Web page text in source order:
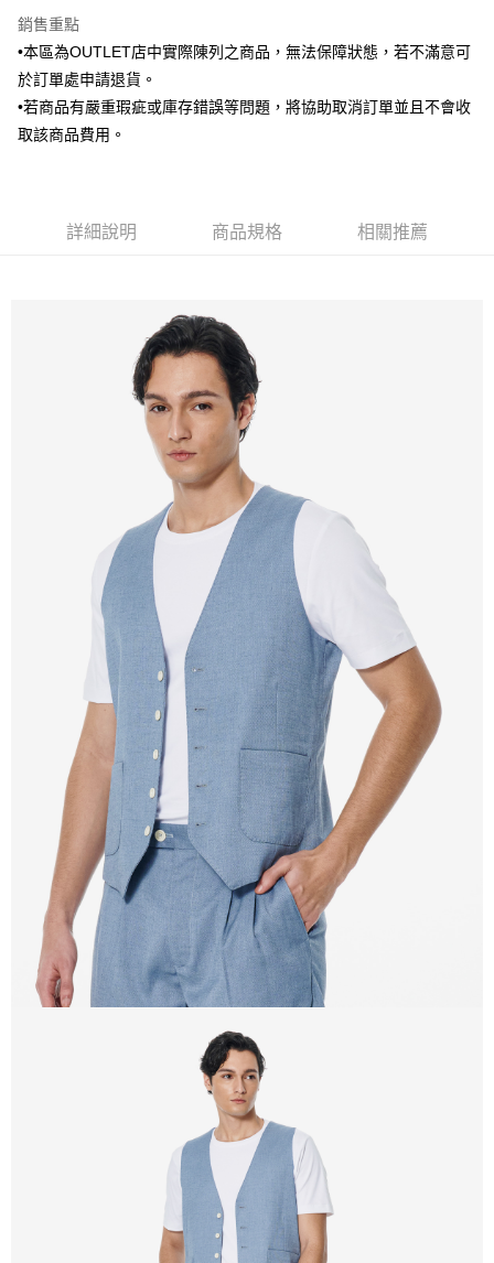
台灣樂天信用卡公司
玉山商業銀行
台灣樂天信用卡公司
新竹物流宅配
每筆NT$350，滿NT$3,500(含以上)免運費
銷售重點
•本區為OUTLET店中實際陳列之商品，無法保障狀態，若不滿意可
於訂單處申請退貨。
•若商品有嚴重瑕疵或庫存錯誤等問題，將協助取消訂單並且不會收
取該商品費用。
詳細說明 商品規格 相關推薦